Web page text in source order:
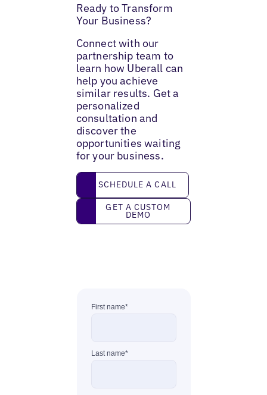
Ready to Transform
Your Business?
Connect with our
partnership team to
learn how Uberall can
help you achieve
similar results. Get a
personalized
consultation and
discover the
opportunities waiting
for your business.
Schedule a call
SCHEDULE A CALL
Get a custom demo
GET A CUSTOM
DEMO